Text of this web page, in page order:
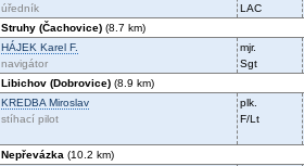
úředník
LAC
Struhy (Čachovice) (8.7 km)
HÁJEK Karel F.
navigátor
mjr.
Sgt
Libichov (Dobrovice) (8.9 km)
KREDBA Miroslav
stíhací pilot
plk.
F/Lt
Nepřevázka (10.2 km)